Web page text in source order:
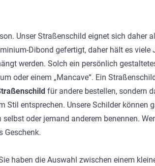
Unser Straßenschild eignet sich daher
Dibond gefertigt, daher hält es
werden. Solch ein persönlich
oder einem „Mancave“. Ein
für andere bestellen, sondern
entsprechen. Unsere Schilder können
oder jemand anderem benennen.
Geschenk.
haben die Auswahl zwischen einem